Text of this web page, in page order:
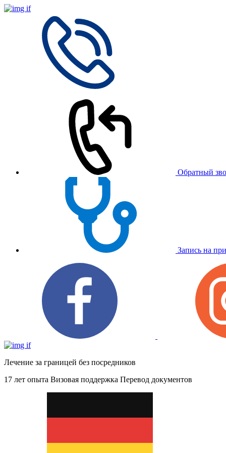
Обратный
Запись на
Лечение за границей без посредников
17 лет опыта Визовая поддержка Перевод документов